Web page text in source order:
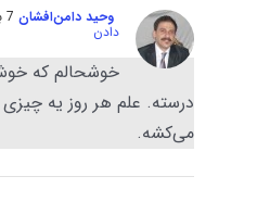
وحید دامن‌افشان
دادن
خوشحالم که
درسته. علم هر روز یه
می‌کشه.